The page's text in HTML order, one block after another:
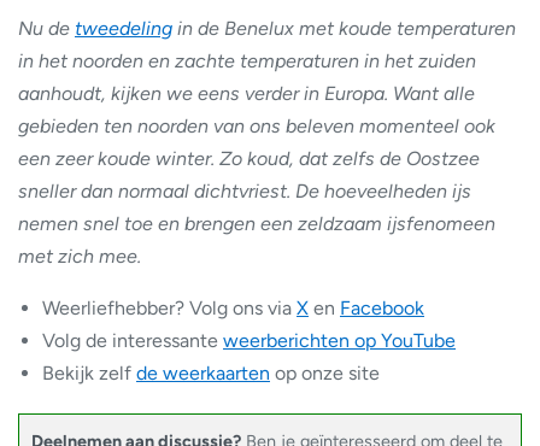
Nu de tweedeling in de Benelux met koude temperaturen
in het noorden en zachte temperaturen in het zuiden
aanhoudt, kijken we eens verder in Europa. Want alle
gebieden ten noorden van ons beleven momenteel ook
een zeer koude winter. Zo koud, dat zelfs de Oostzee
sneller dan normaal dichtvriest. De hoeveelheden ijs
nemen snel toe en brengen een zeldzaam ijsfenomeen
met zich mee.
Weerliefhebber? Volg ons via X en Facebook
Volg de interessante weerberichten op YouTube
Bekijk zelf de weerkaarten op onze site
Deelnemen aan discussie? Ben je geïnteresseerd om deel te